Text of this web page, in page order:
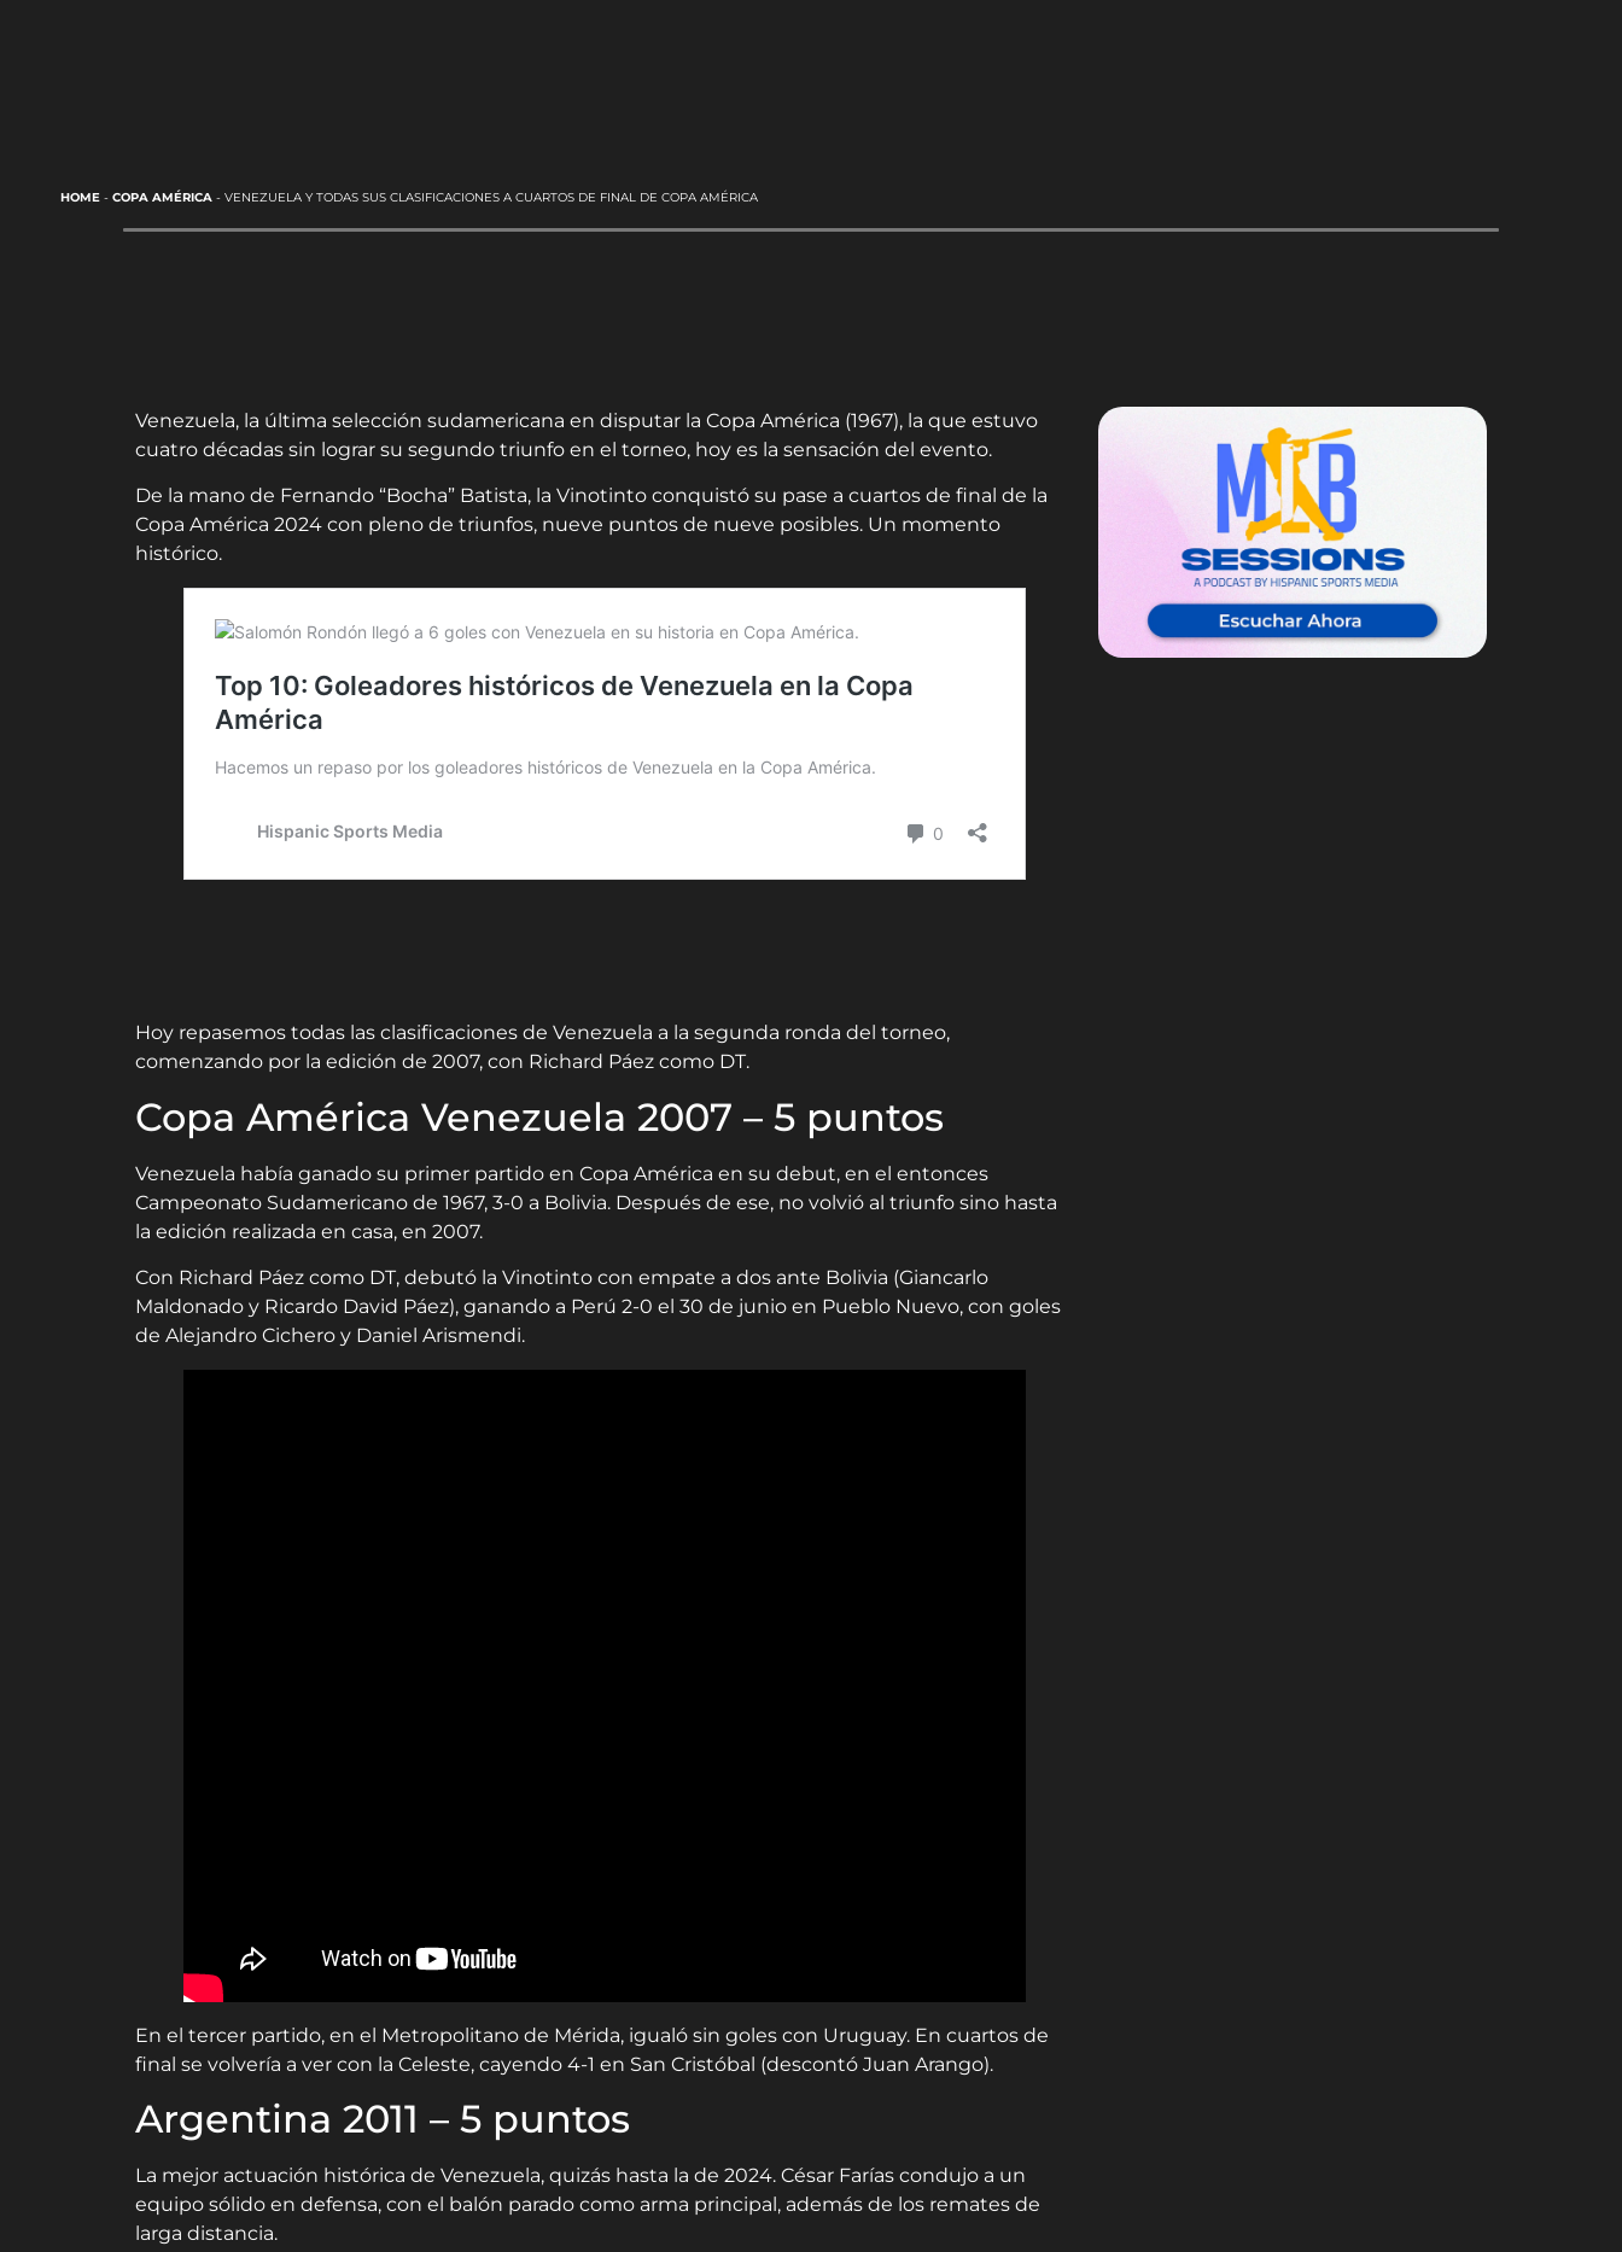
HOME- COPA AMÉRICA- VENEZUELA Y TODAS SUS CLASIFICACIONES A CUARTOS DE FINAL DE COPA AMÉRICA
Venezuela, la última selección sudamericana en disputar la Copa América (1967), la que estuvo
cuatro décadas sin lograr su segundo triunfo en el torneo, hoy es la sensación del evento.
De la mano de Fernando “Bocha” Batista, la Vinotinto conquistó su pase a cuartos de final de la
Copa América 2024 con pleno de triunfos, nueve puntos de nueve posibles. Un momento
histórico.
Hoy repasemos todas las clasificaciones de Venezuela a la segunda ronda del torneo,
comenzando por la edición de 2007, con Richard Páez como DT.
Copa América Venezuela 2007 – 5 puntos
Venezuela había ganado su primer partido en Copa América en su debut, en el entonces
Campeonato Sudamericano de 1967, 3-0 a Bolivia. Después de ese, no volvió al triunfo sino hasta
la edición realizada en casa, en 2007.
Con Richard Páez como DT, debutó la Vinotinto con empate a dos ante Bolivia (Giancarlo
Maldonado y Ricardo David Páez), ganando a Perú 2-0 el 30 de junio en Pueblo Nuevo, con goles
de Alejandro Cichero y Daniel Arismendi.
En el tercer partido, en el Metropolitano de Mérida, igualó sin goles con Uruguay. En cuartos de
final se volvería a ver con la Celeste, cayendo 4-1 en San Cristóbal (descontó Juan Arango).
Argentina 2011 – 5 puntos
La mejor actuación histórica de Venezuela, quizás hasta la de 2024. César Farías condujo a un
equipo sólido en defensa, con el balón parado como arma principal, además de los remates de
larga distancia.